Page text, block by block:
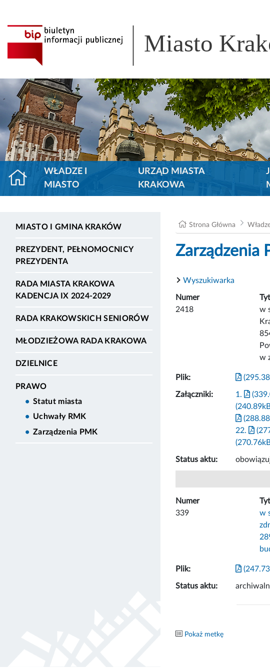
Miasto
WŁADZE I
MIASTO
URZĄD MIASTA
KRAKOWA
MIASTO I GMINA KRAKÓW
PREZYDENT, PEŁNOMOCNICY
PREZYDENTA
RADA MIASTA KRAKOWA
KADENCJA IX 2024-2029
RADA KRAKOWSKICH SENIORÓW
MŁODZIEŻOWA RADA KRAKOWA
DZIELNICE
PRAWO
Statut miasta
Uchwały RMK
Zarządzenia PMK
Strona Główna
Zarządzenia
Wyszukiwarka
Numer
2418
w
w
Plik:
Załączniki: 1.
22.
Status aktu:
Numer
339
w
Plik:
Status aktu:
Pokaż metkę